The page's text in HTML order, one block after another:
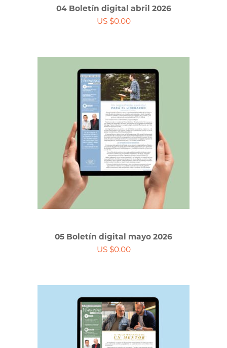
04 Boletín digital abril 2026
US $0.00
05 Boletín digital mayo 2026
US $0.00